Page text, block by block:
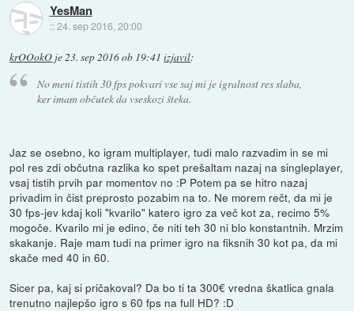
YesMan
::24. sep 2016, 20:00
krOOokO je23. sep 2016 ob 19:41 izjavil:
No meni tistih 30 fps pokvari vse saj mi je igralnost res slaba,
ker imam občutek da vseskozi šteka.
Jaz se osebno, ko igram multiplayer, tudi malo razvadim in se mi
pol res zdi občutna razlika ko spet prešaltam nazaj na singleplayer,
vsaj tistih prvih par momentov no :P Potem pa se hitro nazaj
privadim in čist preprosto pozabim na to. Ne morem rečt, da mi je
30 fps-jev kdaj koli "kvarilo" katero igro za več kot za, recimo 5%
mogoče. Kvarilo mi je edino, če niti teh 30 ni blo konstantnih. Mrzim
skakanje. Raje mam tudi na primer igro na fiksnih 30 kot pa, da mi
skače med 40 in 60.
Sicer pa, kaj si pričakoval? Da bo ti ta 300€ vredna škatlica gnala
trenutno najlepšo igro s 60 fps na full HD? :D